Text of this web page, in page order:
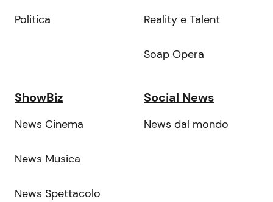
Politica Reality e Talent
Soap Opera
ShowBiz
News Cinema
News Musica
News Spettacolo
Social News
News dal mondo